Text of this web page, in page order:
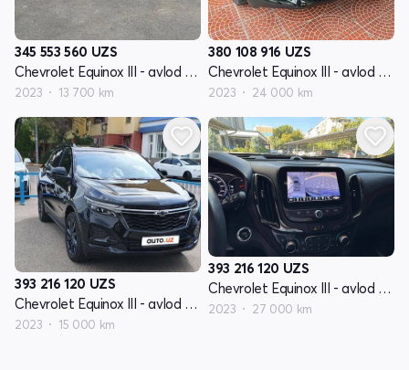
345 553 560 UZS
Chevrolet Equinox III - avlod restyling
2023 13 700 km
380 108 916 UZS
Chevrolet Equinox III - avlod restyling
2023 24 000 km
393 216 120 UZS
Chevrolet Equinox III - avlod restyling
2023 15 000 km
393 216 120 UZS
Chevrolet Equinox III - avlod restyling
2023 27 000 km